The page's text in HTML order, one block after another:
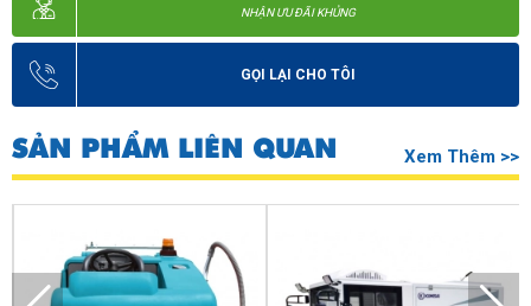
NHẬN ƯU ĐÃI KHỦNG
GỌI LẠI CHO TÔI
SẢN PHẨM LIÊN QUAN Xem Thêm >>